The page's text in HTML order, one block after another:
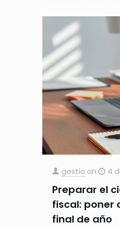
gestio on 4
Preparar el
fiscal: poner
final de año